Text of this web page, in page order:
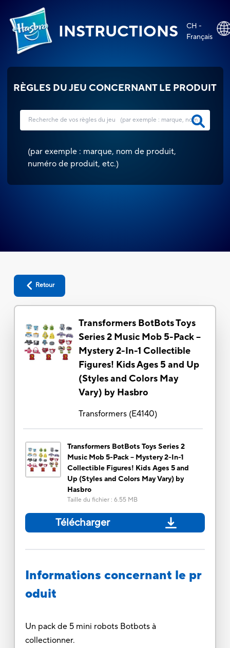
INSTRUCTIONS
CH -
Français
RÈGLES DU JEU CONCERNANT LE PRODUIT
(par exemple : marque, nom de produit,
numéro de produit, etc.)
Retour
Transformers BotBots Toys
Series 2 Music Mob 5-Pack –
Mystery 2-In-1 Collectible
Figures! Kids Ages 5 and Up
(Styles and Colors May
Vary) by Hasbro
Transformers(E4140)
Transformers BotBots Toys Series 2
Music Mob 5-Pack – Mystery 2-In-1
Collectible Figures! Kids Ages 5 and
Up (Styles and Colors May Vary) by
Hasbro
Taille du fichier: 6.55 MB
Télécharger
Informations concernant le pr
oduit
Un pack de 5 mini robots Botbots à
collectionner.